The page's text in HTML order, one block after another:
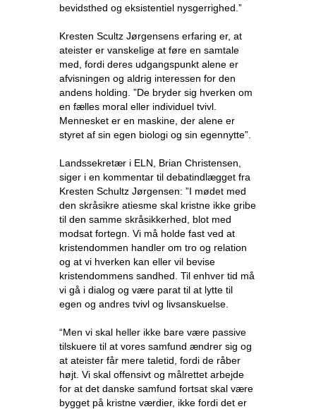
bevidsthed og eksistentiel nysgerrighed.”
Kresten Scultz Jørgensens erfaring er, at
ateister er vanskelige at føre en samtale
med, fordi deres udgangspunkt alene er
afvisningen og aldrig interessen for den
andens holding. ”De bryder sig hverken om
en fælles moral eller individuel tvivl.
Mennesket er en maskine, der alene er
styret af sin egen biologi og sin egennytte”.
Landssekretær i ELN, Brian Christensen,
siger i en kommentar til debatindlægget fra
Kresten Schultz Jørgensen: ”I mødet med
den skråsikre atiesme skal kristne ikke gribe
til den samme skråsikkerhed, blot med
modsat fortegn. Vi må holde fast ved at
kristendommen handler om tro og relation
og at vi hverken kan eller vil bevise
kristendommens sandhed. Til enhver tid må
vi gå i dialog og være parat til at lytte til
egen og andres tvivl og livsanskuelse.
“Men vi skal heller ikke bare være passive
tilskuere til at vores samfund ændrer sig og
at ateister får mere taletid, fordi de råber
højt. Vi skal offensivt og målrettet arbejde
for at det danske samfund fortsat skal være
bygget på kristne værdier, ikke fordi det er